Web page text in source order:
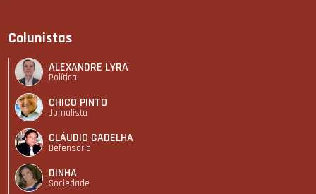
Colunistas
ALEXANDRE LYRA
Política
CHICO PINTO
Jornalista
CLÁUDIO GADELHA
Defensoria
DINHA
Sociedade